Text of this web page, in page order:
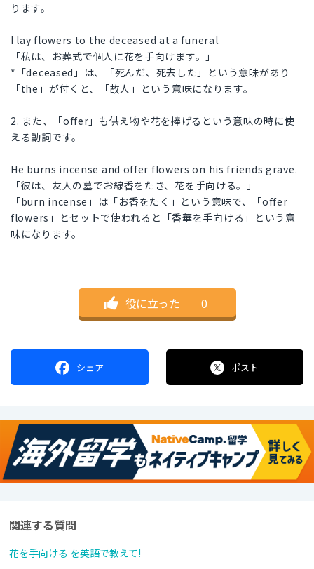
ります。
I lay flowers to the deceased at a funeral.
「私は、お葬式で個人に花を手向けます。」
*「deceased」は、「死んだ、死去した」という意味があり
「the」が付くと、「故人」という意味になります。
2. また、「offer」も供え物や花を捧げるという意味の時に使
える動詞です。
He burns incense and offer flowers on his friends grave.
「彼は、友人の墓でお線香をたき、花を手向ける。」
「burn incense」は「お香をたく」という意味で、「offer
flowers」とセットで使われると「香華を手向ける」という意
味になります。
役に立った ｜ 0
シェア ポスト
関連する質問
花を手向ける を英語で教えて!